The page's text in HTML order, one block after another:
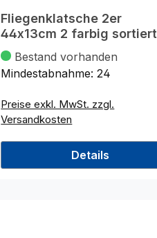
Fliegenklatsche 2er
44x13cm 2 farbig sortiert
Bestand vorhanden
Mindestabnahme:24
Preise exkl. MwSt. zzgl.
Versandkosten
Details